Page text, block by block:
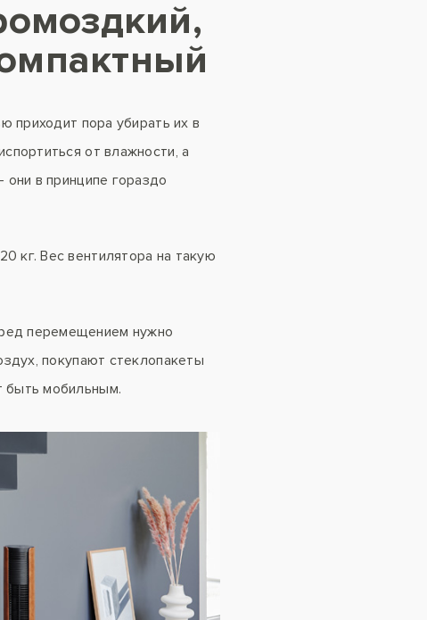
приходит пора убирать их в
от влажности, а
в принципе гораздо
кг. Вес вентилятора на такую
перемещением нужно
покупают стеклопакеты
быть мобильным.